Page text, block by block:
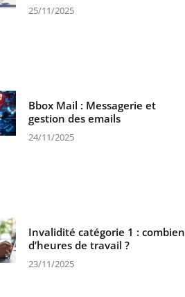
25/11/2025
Bbox Mail : Messagerie et
gestion des emails
24/11/2025
Invalidité catégorie 1 : combien
d’heures de travail ?
23/11/2025